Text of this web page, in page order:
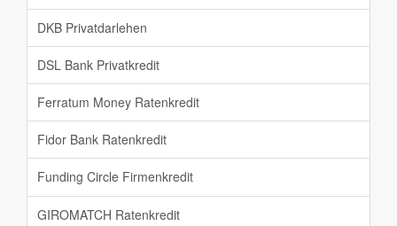
DKB Privatdarlehen
DSL Bank Privatkredit
Ferratum Money Ratenkredit
Fidor Bank Ratenkredit
Funding Circle Firmenkredit
GIROMATCH Ratenkredit